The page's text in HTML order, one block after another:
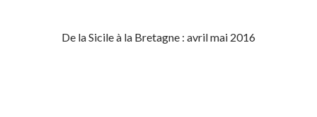
De la Sicile à la Bretagne : avril mai 2016